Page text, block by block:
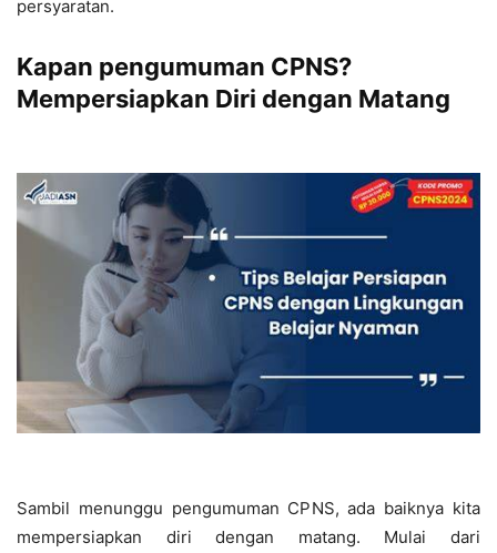
persyaratan.
Kapan pengumuman CPNS?
Mempersiapkan Diri dengan Matang
Sambil menunggu pengumuman CPNS, ada baiknya kita
mempersiapkan diri dengan matang. Mulai dari